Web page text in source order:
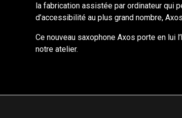
la fabrication assistée par ordinateur qui
d’accessibilité au plus grand nombre,
Ce nouveau saxophone Axos porte en lui
notre atelier.